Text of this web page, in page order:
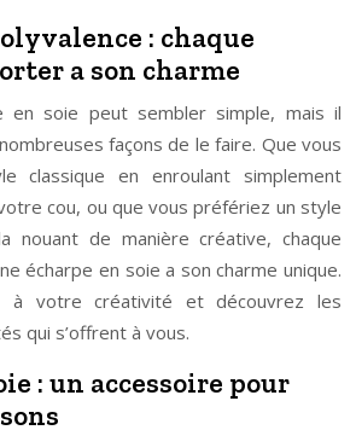
: chaque
a son charme
en soie peut sembler simple, mais il
façons de le faire. Que vous
classique en enroulant simplement
cou, ou que vous préfériez un style
nouant de manière créative, chaque
écharpe en soie a son charme unique.
à votre créativité et découvrez les
qui s’offrent à vous.
: un accessoire pour